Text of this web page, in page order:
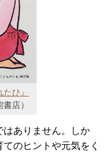
ひ』
店）
ありません。しか
のヒントや元気をく